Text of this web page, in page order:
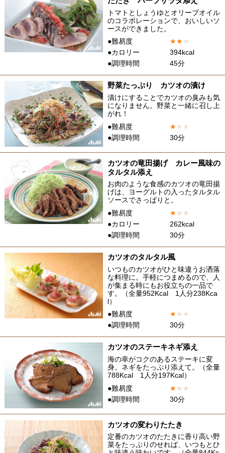
トマトとしょうゆとオリーブオイル
のコラボレーションで、おいしいソ
ースができました。
●難易度
★★★
●カロリー
394kcal
●調理時間
45分
野菜たっぷり カツオの漬け
漬けにすることでカツオの臭みも気
になりません。野菜と一緒に召し上
がれ！
●難易度
★★ ★
●調理時間
30分
カツオの竜田揚げ カレー風味の
タルタル添え
お肉のような食感のカツオの竜田揚
げは、ヨーグルトの入ったタルタル
ソースでさっぱりと。
●難易度
★★ ★
●カロリー
262kcal
●調理時間
30分
カツオのタルタル風
いつものカツオがひと味違うお洒落
な料理に。手軽につまめるので、人
が集まる時にもお役立ちの一品で
す。（全量952Kcal 1人分238Kca
l）
●難易度
★★ ★
●調理時間
30分
カツオのステーキネギ添え
海の幸がコクのあるステーキに変
身。ネギをたっぷり添えて。（全量
788Kcal 1人分197Kcal）
●難易度
★★ ★
●調理時間
30分
カツオの変わりたたき
定番のカツオのたたきに香り高い野
菜をたっぷりのせれば、いつもとひ